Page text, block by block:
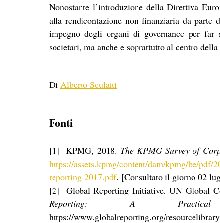
Nonostante l’introduzione della Direttiva
alla rendicontazione non finanziaria da parte
impegno degli organi di governance per
societari, ma anche e soprattutto al centro
Di Alberto Sculatti
Fonti
[1]  KPMG, 2018. The KPMG Survey of
https://assets.kpmg/content/dam/kpmg/be/
reporting-2017.pdf. [Consultato il giorno 02
[2]  Global Reporting Initiative, UN Global
Reporting: A
https://www.globalreporting.org/